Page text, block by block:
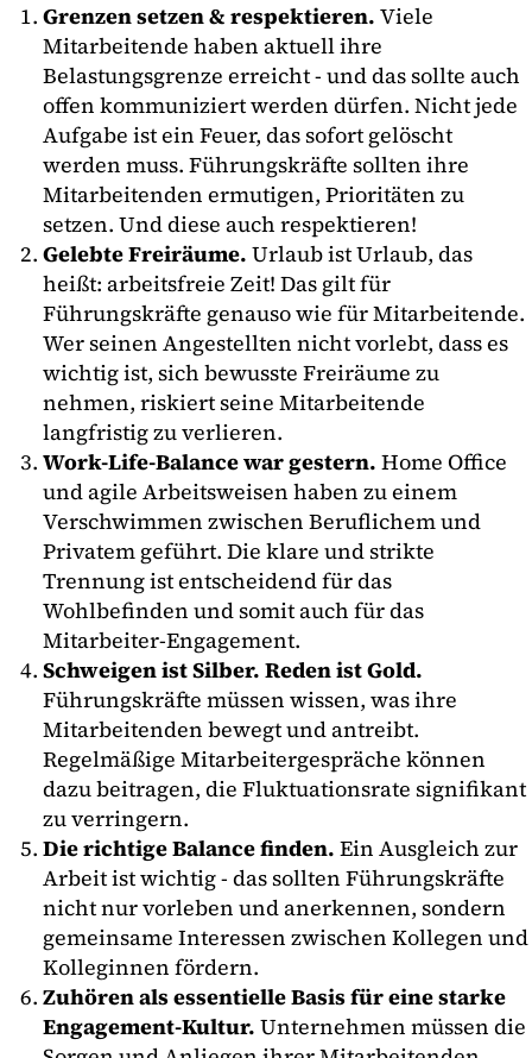
Grenzen setzen & respektieren. Viele
Mitarbeitende haben aktuell ihre
Belastungsgrenze erreicht - und das sollte auch
offen kommuniziert werden dürfen. Nicht jede
Aufgabe ist ein Feuer, das sofort gelöscht
werden muss. Führungskräfte sollten ihre
Mitarbeitenden ermutigen, Prioritäten zu
setzen. Und diese auch respektieren!
Gelebte Freiräume. Urlaub ist Urlaub, das
heißt: arbeitsfreie Zeit! Das gilt für
Führungskräfte genauso wie für Mitarbeitende.
Wer seinen Angestellten nicht vorlebt, dass es
wichtig ist, sich bewusste Freiräume zu
nehmen, riskiert seine Mitarbeitende
langfristig zu verlieren.
Work-Life-Balance war gestern. Home Office
und agile Arbeitsweisen haben zu einem
Verschwimmen zwischen Beruflichem und
Privatem geführt. Die klare und strikte
Trennung ist entscheidend für das
Wohlbefinden und somit auch für das
Mitarbeiter-Engagement.
Schweigen ist Silber. Reden ist Gold.
Führungskräfte müssen wissen, was ihre
Mitarbeitenden bewegt und antreibt.
Regelmäßige Mitarbeitergespräche können
dazu beitragen, die Fluktuationsrate signifikant
zu verringern.
Die richtige Balance finden. Ein Ausgleich zur
Arbeit ist wichtig - das sollten Führungskräfte
nicht nur vorleben und anerkennen, sondern
gemeinsame Interessen zwischen Kollegen und
Kolleginnen fördern.
Zuhören als essentielle Basis für eine starke
Engagement-Kultur. Unternehmen müssen die